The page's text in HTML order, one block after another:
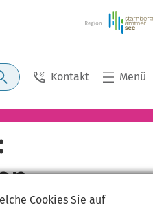
Kontakt Menü
Cookies Sie auf